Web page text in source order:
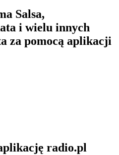
Salsa,
i wielu innych
za pomocą aplikacji
radio.pl